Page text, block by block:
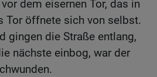
dem eisernen Tor, das in
Tor öffnete sich von selbst.
gingen die Straße entlang,
nächste einbog, war der